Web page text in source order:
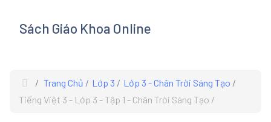
Sách Giáo Khoa Online
Trang Chủ Lớp 3
Lớp 3 - Chân Trời Sáng Tạo
Tiếng Việt 3 - Lớp 3 - Tập 1 - Chân Trời Sáng Tạo